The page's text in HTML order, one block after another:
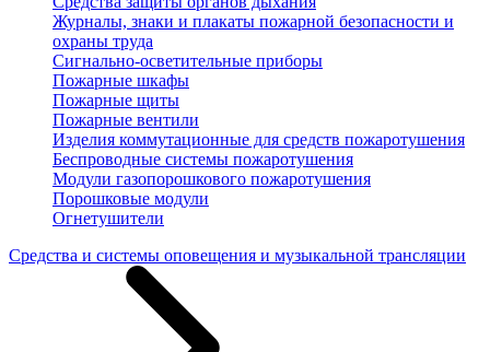
Журналы, знаки и плакаты пожарной безопасности и
охраны труда
Сигнально-осветительные приборы
Пожарные шкафы
Пожарные щиты
Пожарные вентили
Изделия коммутационные для средств пожаротушения
Беспроводные системы пожаротушения
Модули газопорошкового пожаротушения
Порошковые модули
Огнетушители
Средства и системы оповещения и музыкальной трансляции